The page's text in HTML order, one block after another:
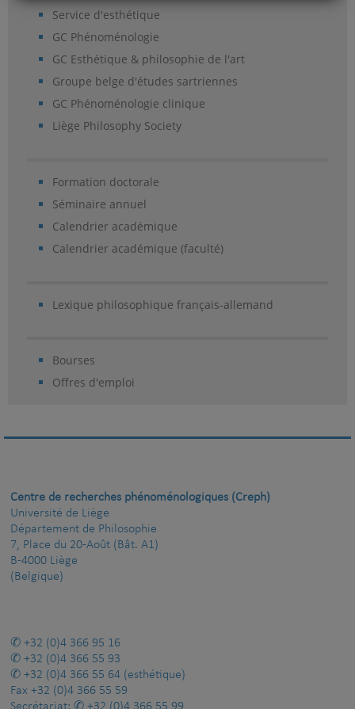
Service d'esthétique
GC Phénoménologie
GC Esthétique & philosophie de l'art
Groupe belge d'études sartriennes
GC Phénoménologie clinique
Liège Philosophy Society
Formation doctorale
Séminaire annuel
Calendrier académique
Calendrier académique (faculté)
Lexique philosophique français-allemand
Bourses
Offres d'emploi
Centre de recherches phénoménologiques (Creph)
Université de Liège
Département de Philosophie
7, Place du 20-Août (Bât. A1)
B-4000 Liège
(Belgique)
+32 (0)4 366 95 16
+32 (0)4 366 55 93
+32 (0)4 366 55 64 (esthétique)
Fax +32 (0)4 366 55 59